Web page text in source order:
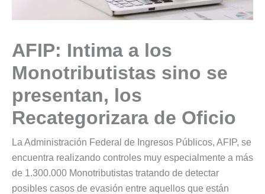
AFIP: Intima a los
Monotributistas sino se
presentan, los
Recategorizara de Oficio
La Administración Federal de Ingresos Públicos, AFIP, se
encuentra realizando controles muy especialmente a más
de 1.300.000 Monotributistas tratando de detectar
posibles casos de evasión entre aquellos que están